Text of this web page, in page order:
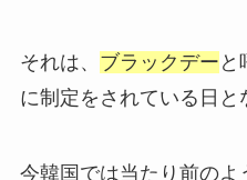
それは、 ブラックデー と
に制定をされている日と
今韓国では当たり前の